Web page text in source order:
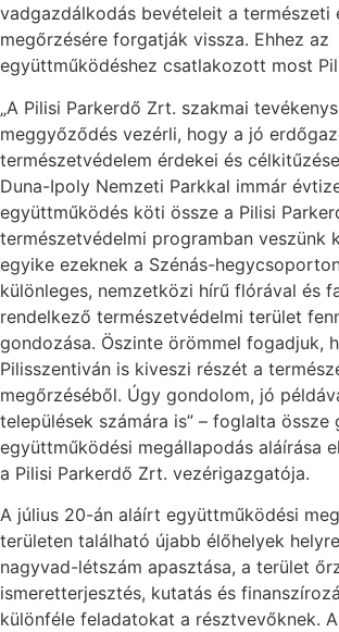
vadgazdálkodás bevételeit a természeti
megőrzésére forgatják vissza. Ehhez az
együttműködéshez csatlakozott most
„A Pilisi Parkerdő Zrt. szakmai
meggyőződés vezérli, hogy a jó
természetvédelem érdekei és
Duna-Ipoly Nemzeti Parkkal immár
együttműködés köti össze a Pilisi
természetvédelmi programban veszünk
egyike ezeknek a Szénás-
különleges, nemzetközi hírű flórával és
rendelkező természetvédelmi terület
gondozása. Öszinte örömmel fogadjuk,
Pilisszentiván is kiveszi részét a
megőrzéséből. Úgy gondolom, jó
települések számára is” – foglalta össze
együttműködési megállapodás aláírása
a Pilisi Parkerdő Zrt. vezérigazgatója.
A július 20-án aláírt együttműködési
területen található újabb élőhelyek
nagyvad-létszám apasztása, a terület
ismeretterjesztés, kutatás és
különféle feladatokat a résztvevőknek.